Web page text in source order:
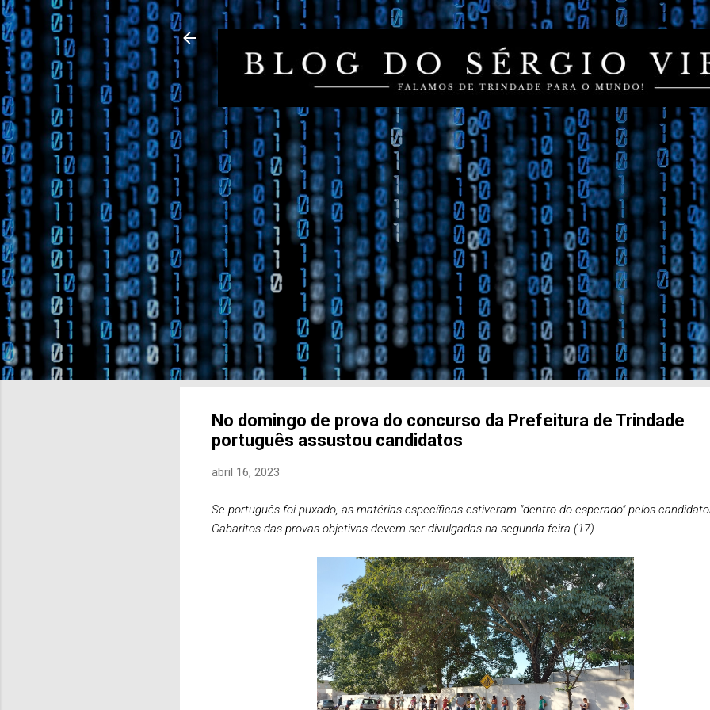
Pular para o conteúdo principal
No domingo de prova do concurso da Prefeitura de Trindade
português assustou candidatos
abril 16, 2023
Se português foi puxado, as matérias específicas estiveram "dentro do esperado" pelos
Gabaritos das provas objetivas devem ser divulgadas na segunda-feira (17).